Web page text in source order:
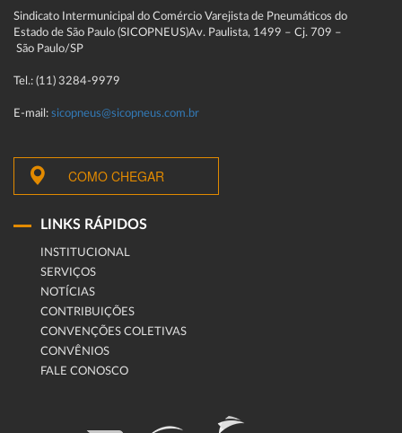
Sindicato Intermunicipal do Comércio Varejista de Pneumáticos do
Estado de São Paulo (SICOPNEUS)Av. Paulista, 1499 – Cj. 709 –
São Paulo/SP
Tel.: (11) 3284-9979
E-mail: sicopneus@sicopneus.com.br
COMO CHEGAR
LINKS RÁPIDOS
INSTITUCIONAL
SERVIÇOS
NOTÍCIAS
CONTRIBUIÇÕES
CONVENÇÕES COLETIVAS
CONVÊNIOS
FALE CONOSCO